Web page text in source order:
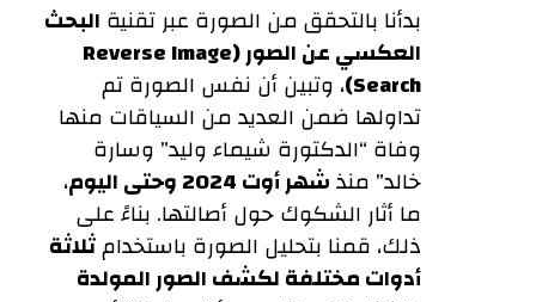
بدأنا بالتحقق من الصورة عبر تقنية البحث
العكسي عن الصور (Reverse Image
Search) ، وتبين أن نفس الصورة تم
تداولها ضمن العديد من السياقات منها
وفاة “الدكتورة شيماء وليد” وسارة
خالد” منذشهر أوت 2024 وحتى اليوم
،
ما أثار الشكوك حول أصالتها. بناءً على
ذلك، قمنا بتحليل الصورة باستخدامثلاثة
أدوات مختلفة لكشف الصور المولدة